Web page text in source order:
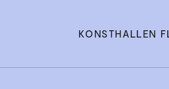
KONSTHALLEN